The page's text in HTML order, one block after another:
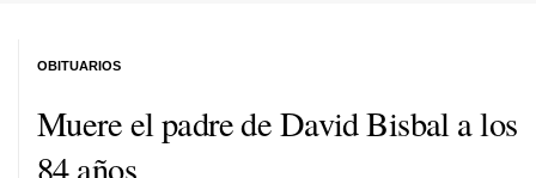
Muere el padre de David Bisbal a los
84 años
OBITUARIOS